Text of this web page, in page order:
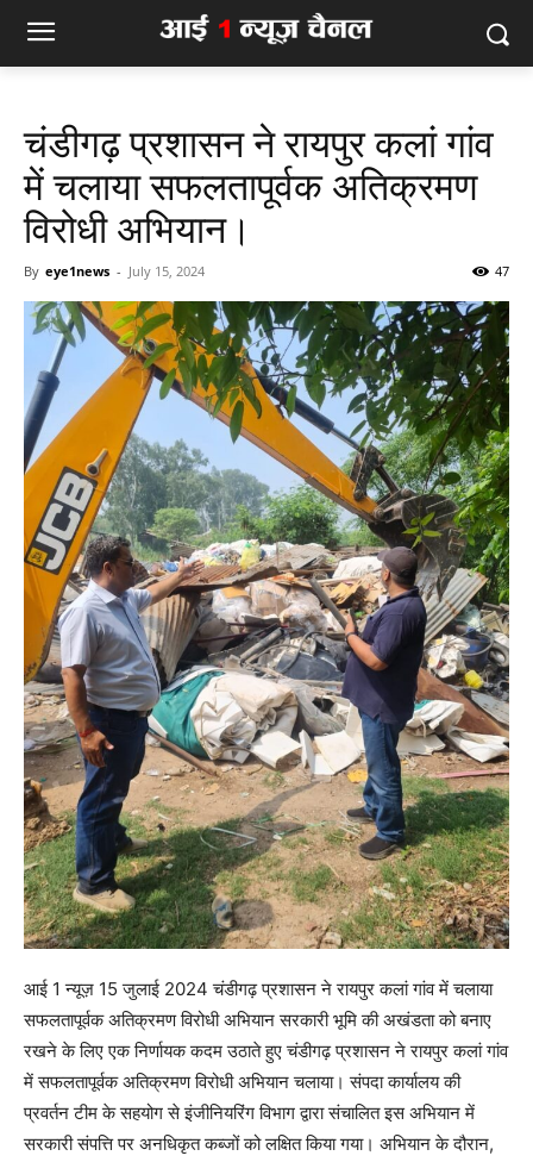
चंडीगढ़ प्रशासन ने रायपुर कलां गांव
में चलाया सफलतापूर्वक अतिक्रमण
विरोधी अभियान।
By eye1news - July 15, 2024 47
आई 1 न्यूज़ 15 जुलाई 2024 चंडीगढ़ प्रशासन ने रायपुर कलां गांव में चलाया
सफलतापूर्वक अतिक्रमण विरोधी अभियान सरकारी भूमि की अखंडता को बनाए
रखने के लिए एक निर्णायक कदम उठाते हुए चंडीगढ़ प्रशासन ने रायपुर कलां गांव
में सफलतापूर्वक अतिक्रमण विरोधी अभियान चलाया। संपदा कार्यालय की
प्रवर्तन टीम के सहयोग से इंजीनियरिंग विभाग द्वारा संचालित इस अभियान में
सरकारी संपत्ति पर अनधिकृत कब्जों को लक्षित किया गया। अभियान के दौरान,